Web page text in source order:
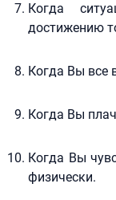
Когда
достижению
Когда Вы все
Когда Вы
Когда Вы
физически.